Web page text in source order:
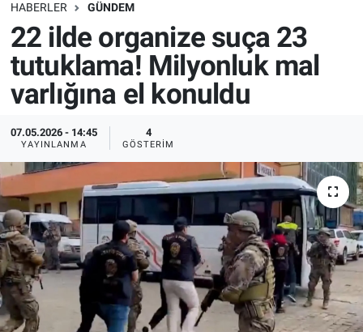
HABERLER GÜNDEM
22 ilde organize suça 23
tutuklama! Milyonluk mal
varlığına el konuldu
07.05.2026 - 14:45
YAYINLANMA
4
GÖSTERIM
Tüm Haberler
İletişim
Künye
Süper Lig Puan Durumu ve Fikstür
Tüm Manşetler
Son Dakika Haberleri
Haber Arşivi